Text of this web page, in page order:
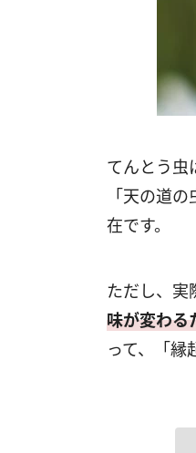
てんとう虫
「天の道
在です。
ただし、実
味が変わる
って、「縁